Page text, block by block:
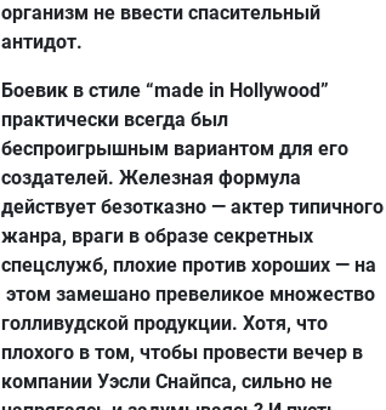
организм не ввести спасительный
антидот.
Боевик в стиле “made in Hollywood”
практически всегда был
беспроигрышным вариантом для его
создателей. Железная формула
действует безотказно — актер типичного
жанра, враги в образе секретных
спецслужб, плохие против хороших — на
этом замешано превеликое множество
голливудской продукции. Хотя, что
плохого в том, чтобы провести вечер в
компании Уэсли Снайпса, сильно не